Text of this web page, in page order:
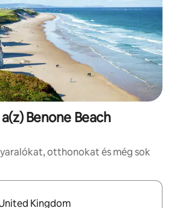
Benone Beach
otthonokat és még sok
a felfelé és a lefelé nyíllal